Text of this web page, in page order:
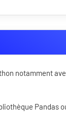
notamment
Pandas